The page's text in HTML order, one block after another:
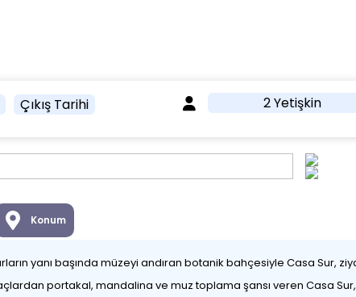
Çıkış Tarihi 2 Yetişkin
Konum
yanı başında müzeyi andıran botanik bahçesiyle Casa Sur,
portakal, mandalina ve muz toplama şansı veren Casa